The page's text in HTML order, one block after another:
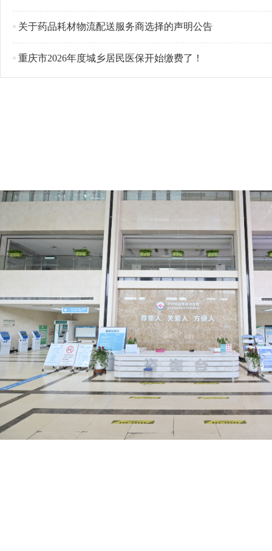
关于药品耗材物流配送服务商选择的声明公告
重庆市2026年度城乡居民医保开始缴费了！